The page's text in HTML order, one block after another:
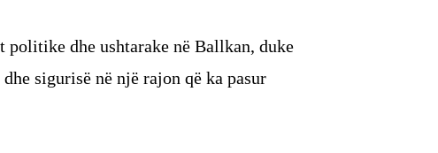
dhe ushtarake në Ballkan, duke
sigurisë në një rajon që ka pasur